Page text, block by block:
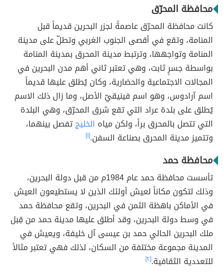
محافظة المحرّق
كانت محافظة المحرّق عاصمةً لجزر البحرين قديماً قبل
المنامة، وتقع في أقصى الجنوب الغربي وتطلّ على مدينة
المنامة وتواجهها، وترتبط مدينة المحرق بمدينة المنامة
بواسطة جسرٍ ثابت، وهي تعتبر ثاني أهم مدن البحرين في
المجالات الاجتماعية والحضارية، وكان يُطلق عليها قديماً
اسم آرادوس، وهو اسم فينيقيّ الأصل، وما زال ذلك الاسم
يُطلق على بلدة عراد التي تقع شرق المحرّق، وهي البلدة
التي تتصل بالمحرق براً، ولكن مياه الخليجتفصل بينهما،
وتتميز مدينة المحرق بصناعة السفن.[١]
محافظة حمد
تأسست محافظة حمد عام 1984م من قبل دولة البحرين،
وذلك لتكون مكاناً لعيش أولئك الذين لا يستطيعون العيش
في الأماكن باهظة الثمن في البحرين، وتقع محافظة حمد
في وسط دولة البحرين، وقد أطلق عليها مدينة حمد من قِبل
ملك البحرين الحالي حمد بن عيسى آل خليفة، ويعيش في
المدينة مجموعة مختلفة من السكان، لذلك فهي تعتبر مثالاً
للتعددية الثقافية.[٢]